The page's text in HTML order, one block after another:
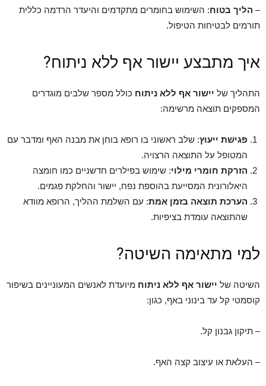
– הליך בטוח: השימוש בחומרים מתקדמים והיעדר הרדמה כללית
תורמים לבטיחות הטיפול.
איך מתבצע יישור אף ללא ניתוח?
התהליך של יישור אף ללא ניתוח כולל מספר שלבים מוגדרים
המספקים תוצאה מרשימה:
פגישת ייעוץ: שלב ראשוני בו רופא בוחן את מבנה האף ומדבר עם
המטופל על התוצאה הרצויה.
הזרקת חומרי מילוי: שימוש בפילרים חדשניים כמו חומצה
היאלורונית המסייעת בהוספת נפח, יישור והחלקת פגמים.
הערכת תוצאה בזמן אמת: עם השלמת ההליך, הרופא מוודא
שהתוצאה עומדת בציפיות.
למי מתאימה השיטה?
השיטה של יישור אף ללא ניתוח מיועדת לאנשים המעוניינים בשיפור
קוסמטי קל עד בינוני באף, כגון:
– תיקון גבנון קל.
– העלאת או עיצוב קצה האף.